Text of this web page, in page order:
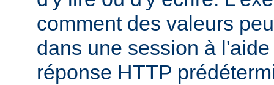
comment des valeurs
dans une session à
réponse HTTP